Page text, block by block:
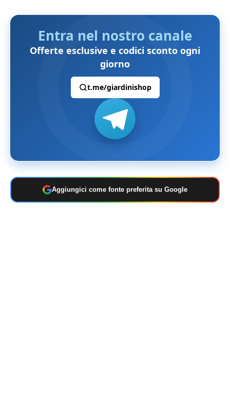
Entra nel nostro canale
Offerte esclusive e codici sconto ogni
giorno
t.me/giardinishop
Aggiungici come fonte preferita su Google